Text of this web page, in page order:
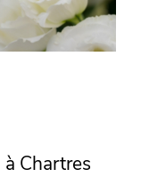
Chartres